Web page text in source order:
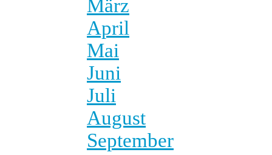
März
April
Mai
Juni
Juli
August
September